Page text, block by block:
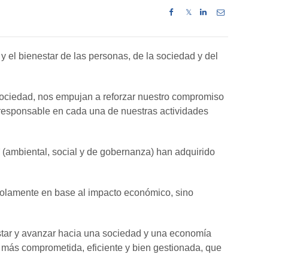
𝕏
el bienestar de las personas, de la sociedad y del
nos empujan a reforzar nuestro compromiso
en cada una de nuestras actividades
social y de gobernanza) han adquirido
en base al impacto económico, sino
y avanzar hacia una sociedad y una economía
comprometida, eficiente y bien gestionada, que